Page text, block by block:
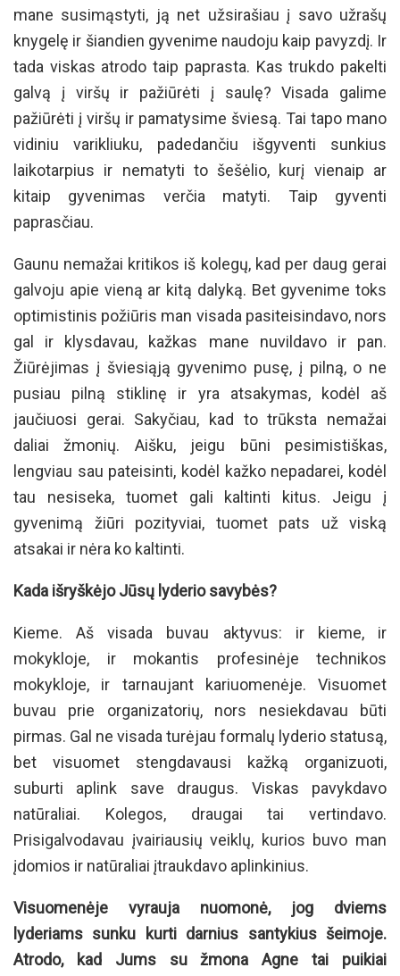
mane susimąstyti, ją net užsirašiau į savo užrašų
knygelę ir šiandien gyvenime naudoju kaip pavyzdį. Ir
tada viskas atrodo taip paprasta. Kas trukdo pakelti
galvą į viršų ir pažiūrėti į saulę? Visada galime
pažiūrėti į viršų ir pamatysime šviesą. Tai tapo mano
vidiniu varikliuku, padedančiu išgyventi sunkius
laikotarpius ir nematyti to šešėlio, kurį vienaip ar
kitaip gyvenimas verčia matyti. Taip gyventi
paprasčiau.
Gaunu nemažai kritikos iš kolegų, kad per daug gerai
galvoju apie vieną ar kitą dalyką. Bet gyvenime toks
optimistinis požiūris man visada pasiteisindavo, nors
gal ir klysdavau, kažkas mane nuvildavo ir pan.
Žiūrėjimas į šviesiąją gyvenimo pusę, į pilną, o ne
pusiau pilną stiklinę ir yra atsakymas, kodėl aš
jaučiuosi gerai. Sakyčiau, kad to trūksta nemažai
daliai žmonių. Aišku, jeigu būni pesimistiškas,
lengviau sau pateisinti, kodėl kažko nepadarei, kodėl
tau nesiseka, tuomet gali kaltinti kitus. Jeigu į
gyvenimą žiūri pozityviai, tuomet pats už viską
atsakai ir nėra ko kaltinti.
Kada išryškėjo Jūsų lyderio savybės?
Kieme. Aš visada buvau aktyvus: ir kieme, ir
mokykloje, ir mokantis profesinėje technikos
mokykloje, ir tarnaujant kariuomenėje. Visuomet
buvau prie organizatorių, nors nesiekdavau būti
pirmas. Gal ne visada turėjau formalų lyderio statusą,
bet visuomet stengdavausi kažką organizuoti,
suburti aplink save draugus. Viskas pavykdavo
natūraliai. Kolegos, draugai tai vertindavo.
Prisigalvodavau įvairiausių veiklų, kurios buvo man
įdomios ir natūraliai įtraukdavo aplinkinius.
Visuomenėje vyrauja nuomonė, jog dviems
lyderiams sunku kurti darnius santykius šeimoje.
Atrodo, kad Jums su žmona Agne tai puikiai